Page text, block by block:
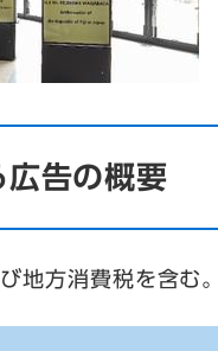
広告の概要
地方消費税を含む